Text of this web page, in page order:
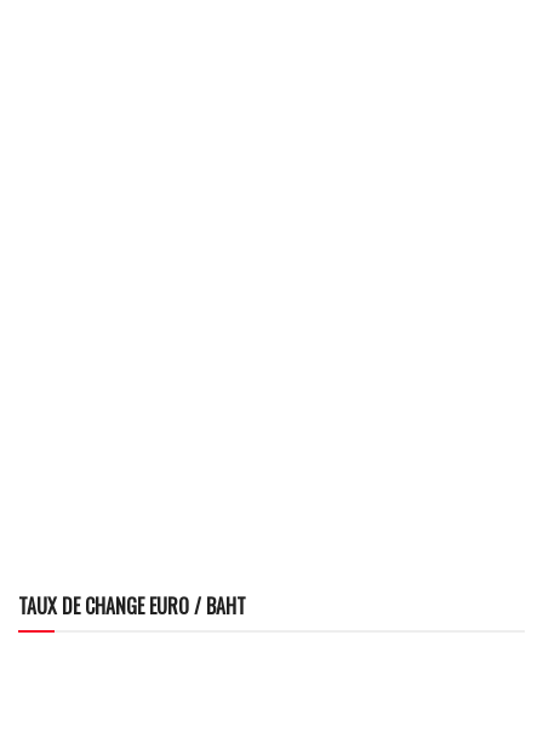
TAUX DE CHANGE EURO / BAHT